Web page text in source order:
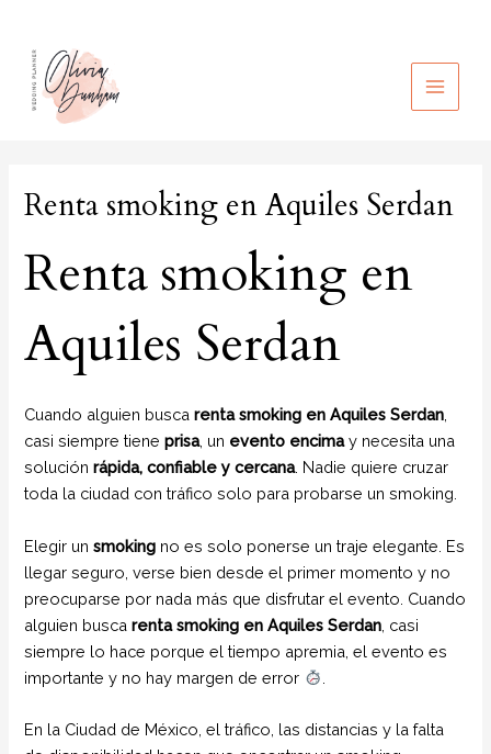
contenido
MAIN
Renta smoking en Aquiles Serdan
Renta smoking en
Aquiles Serdan
Cuando alguien buscarenta smoking en Aquiles Serdan
casi siempre tieneprisa, un evento encimay necesita una
soluciónrápida, confiable y cercana. Nadie quiere cruzar
toda la ciudad con tráfico solo para probarse un smoking.
Elegir unsmoking no es solo ponerse un traje elegante. Es
llegar seguro, verse bien desde el primer momento y no
preocuparse por nada más que disfrutar el evento. Cuando
alguien buscarenta smoking en Aquiles Serdan , casi
siempre lo hace porque el tiempo apremia, el evento es
importante y no hay margen de error
En la Ciudad de México, el tráfico, las distancias y la falta